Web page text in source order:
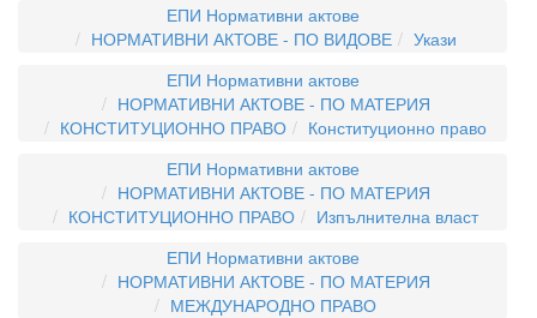
ЕПИ Нормативни актове
НОРМАТИВНИ АКТОВЕ - ПО ВИДОВЕ
Укази
ЕПИ Нормативни актове
НОРМАТИВНИ АКТОВЕ - ПО МАТЕРИЯ
КОНСТИТУЦИОННО ПРАВО
Конституционно право
ЕПИ Нормативни актове
НОРМАТИВНИ АКТОВЕ - ПО МАТЕРИЯ
КОНСТИТУЦИОННО ПРАВО
Изпълнителна власт
ЕПИ Нормативни актове
НОРМАТИВНИ АКТОВЕ - ПО МАТЕРИЯ
МЕЖДУНАРОДНО ПРАВО